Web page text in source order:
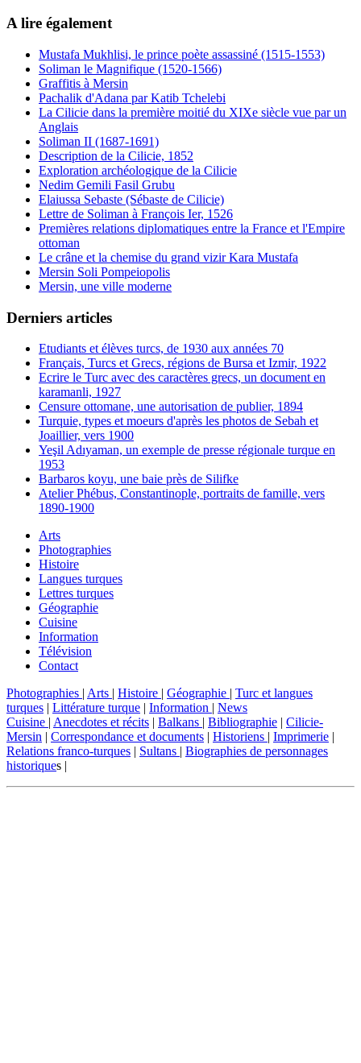
A lire également
Mustafa Mukhlisi, le prince poète assassiné (1515-1553)
Soliman le Magnifique (1520-1566)
Graffitis à Mersin
Pachalik d'Adana par Katib Tchelebi
La Cilicie dans la première moitié du XIXe siècle vue par un
Anglais
Soliman II (1687-1691)
Description de la Cilicie, 1852
Exploration archéologique de la Cilicie
Nedim Gemili Fasil Grubu
Elaiussa Sebaste (Sébaste de Cilicie)
Lettre de Soliman à François Ier, 1526
Premières relations diplomatiques entre la France et l'Empire
ottoman
Le crâne et la chemise du grand vizir Kara Mustafa
Mersin Soli Pompeiopolis
Mersin, une ville moderne
Derniers articles
Etudiants et élèves turcs, de 1930 aux années 70
Français, Turcs et Grecs, régions de Bursa et Izmir, 1922
Ecrire le Turc avec des caractères grecs, un document en
karamanli, 1927
Censure ottomane, une autorisation de publier, 1894
Turquie, types et moeurs d'après les photos de Sebah et
Joaillier, vers 1900
Yeşil Adıyaman, un exemple de presse régionale turque en
1953
Barbaros koyu, une baie près de Silifke
Atelier Phébus, Constantinople, portraits de famille, vers
1890-1900
Arts
Photographies
Histoire
Langues turques
Lettres turques
Géographie
Cuisine
Information
Télévision
Contact
Photographies | Arts | Histoire | Géographie | Turc et langues
turques | Littérature turque | Information | News
Cuisine | Anecdotes et récits | Balkans | Bibliographie | Cilicie-
Mersin | Correspondance et documents | Historiens | Imprimerie |
Relations franco-turques | Sultans | Biographies de personnages
historiques |